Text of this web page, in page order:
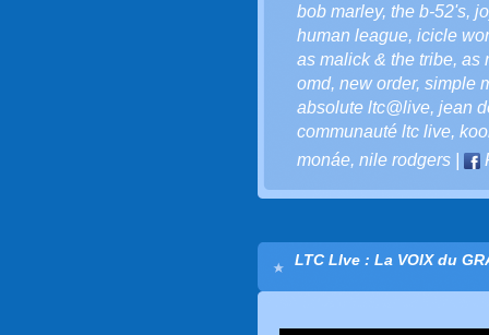
bob marley, the b-52's,
human league, icicle
as malick & the tribe, as
omd, new order, simple
absolute ltc@live, jean
communauté ltc live,
monáe, nile rodgers
LTC LIve : La VOIX du